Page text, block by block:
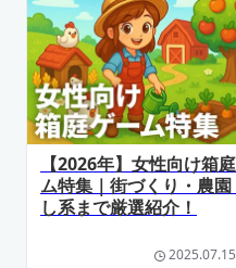
【2026年】女性向け箱
ム特集｜街づくり・農
し系まで厳選紹介！